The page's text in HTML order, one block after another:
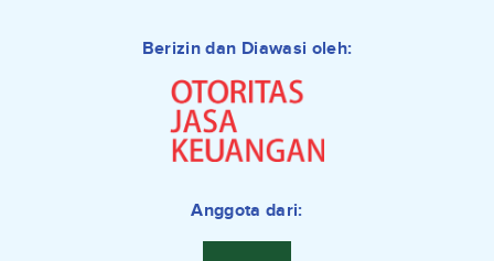
Berizin dan Diawasi oleh:
Anggota dari: